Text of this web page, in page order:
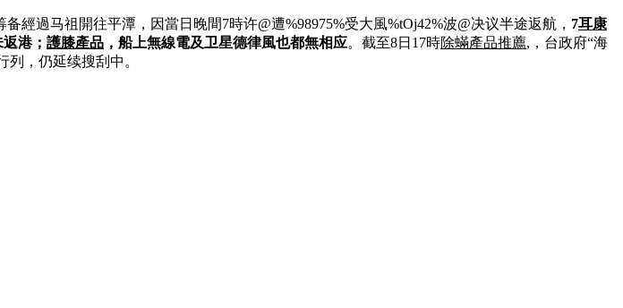
經過马祖開往平潭，因當日晚間7時许@遭%98975%受大風%tOj42%波@决议半途返航， 7耳康
港； 護膝產品 ，船上無線電及卫星德律風也都無相应。截至8日17時除蟎產品推薦,，台政府“海
列，仍延续搜刮中。